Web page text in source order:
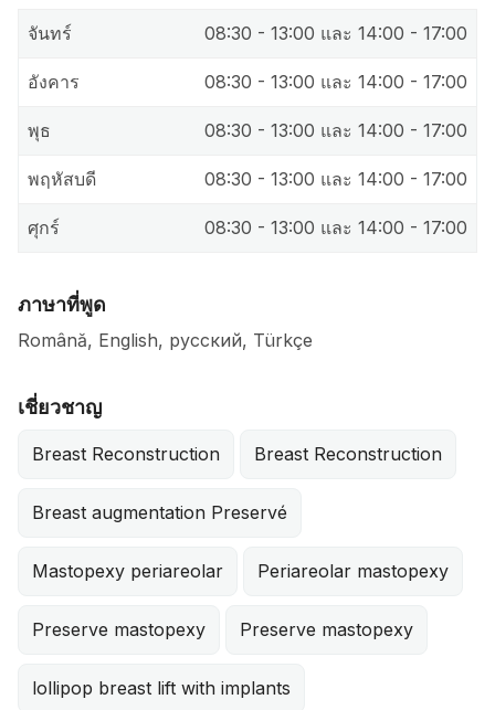
จันทร์ 08:30 - 13:00 และ 14:00 - 17:00
อังคาร 08:30 - 13:00 และ 14:00 - 17:00
พุธ 08:30 - 13:00 และ 14:00 - 17:00
พฤหัสบดี 08:30 - 13:00 และ 14:00 - 17:00
ศุกร์ 08:30 - 13:00 และ 14:00 - 17:00
ภาษาที่พูด
Română, English, русский, Türkçe
เชี่ยวชาญ
Breast Reconstruction Breast Reconstruction
Breast augmentation Preservé
Mastopexy periareolar Periareolar mastopexy
Preserve mastopexy Preserve mastopexy
lollipop breast lift with implants